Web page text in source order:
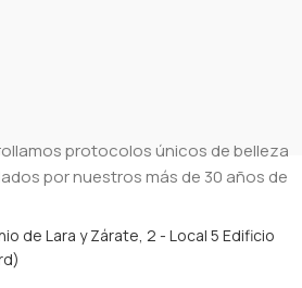
protocolos únicos de belleza
por nuestros más de 30 años de
de Lara y Zárate, 2 - Local 5 Edificio